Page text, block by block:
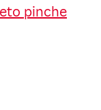
pinche